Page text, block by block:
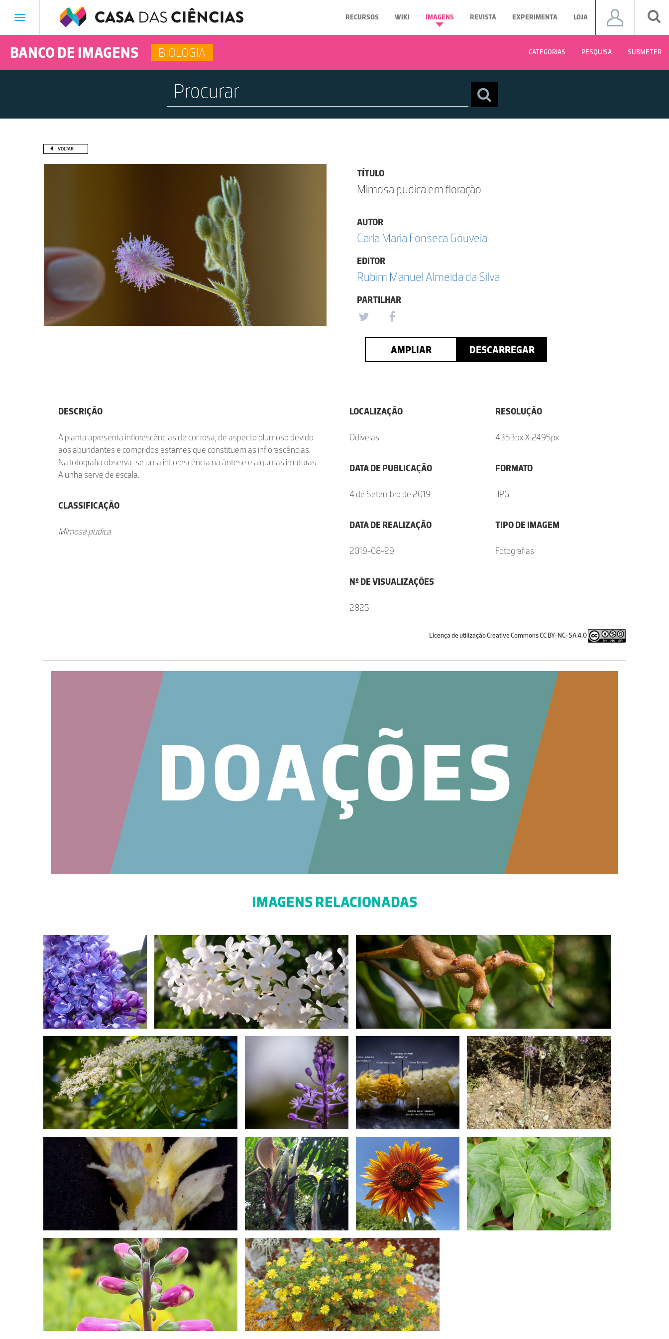
Toggle
RECURSOS WIKI IMAGENS REVISTA EXPERIMENTA LOJA
BANCO DE IMAGENS BIOLOGIA CATEGORIAS PESQUISA SUBMETER
VOLTAR
TÍTULO
Mimosa pudica em floração
AUTOR
Carla Maria Fonseca Gouveia
EDITOR
Rubim Manuel Almeida da Silva
PARTILHAR
AMPLIAR DESCARREGAR
DESCRIÇÃO
A planta apresenta inflorescências de cor rosa, de aspecto plumoso devido
aos abundantes e compridos estames que constituem as inflorescências.
Na fotografia observa-se uma inflorescência na ântese e algumas imaturas.
A unha serve de escala.
CLASSIFICAÇÃO
Mimosa pudica
LOCALIZAÇÃO
Odivelas
DATA DE PUBLICAÇÃO
4 de Setembro de 2019
DATA DE REALIZAÇÃO
2019-08-29
Nº DE VISUALIZAÇÕES
2825
RESOLUÇÃO
4353px X 2495px
FORMATO
.JPG
TIPO DE IMAGEM
Fotografias
Licença de utilização Creative Commons CC BY-NC-SA 4.0
IMAGENS RELACIONADAS